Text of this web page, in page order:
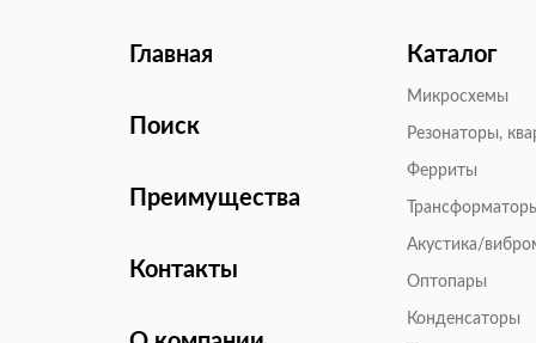
Главная
Поиск
Преимущества
Контакты
Каталог
Микросхемы
Резонаторы,
Ферриты
Акустика/
Оптопары
Конденсаторы